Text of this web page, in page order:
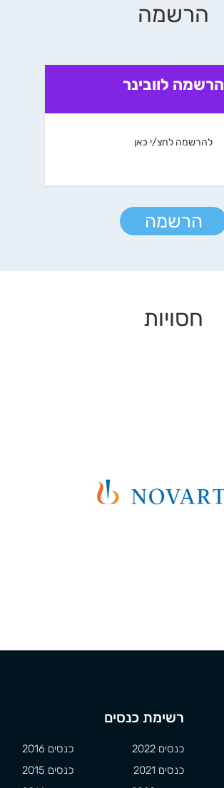
הרשמה
הרשמה לוובינר
להרשמה לחצ/י כאן
הרשמה
חסויות
רשימת כנסים
כנסים 2022
כנסים 2021
כנסים 2016
כנסים 2015